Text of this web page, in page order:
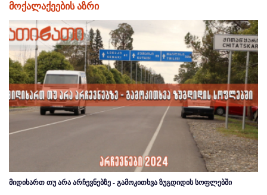
მოქალაქეების აზრი
მიდიხართ თუ არა არჩევნებზე - გამოკითხვა ზუგდიდის სოფლებში